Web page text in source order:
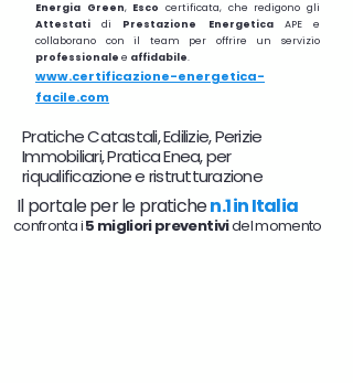
Energia Green, Escocertificata, che redigono gli
Attestatidi Prestazione EnergeticaAPE e
collaborano con il team per offrire un servizio
professionale e affidabile.
www.certificazione-energetica-
facile.com
Pratiche Catastali, Edilizie, Perizie
Immobiliari, Pratica Enea, per
riqualificazione e ristrutturazione
Il portale per le pratichen.1 in Italia
confronta i5 migliori preventividel momento